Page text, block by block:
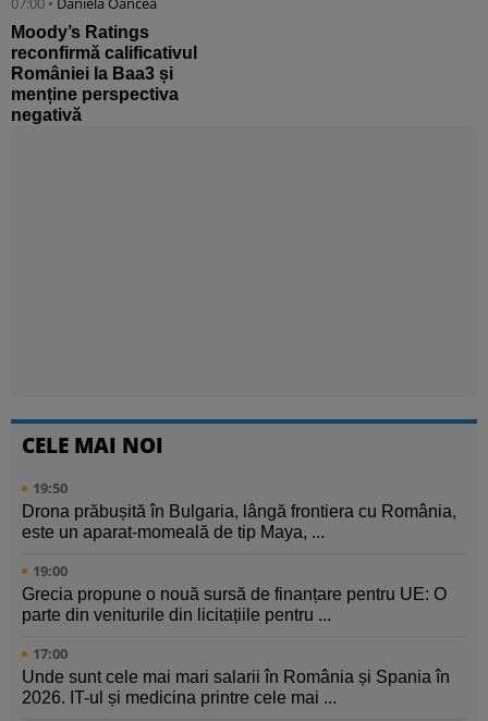
Moody’s Ratings
reconfirmă calificativul
României la Baa3 și
menține perspectiva
negativă
CELE MAI NOI
19:50
Drona prăbușită în Bulgaria, lângă frontiera cu România,
este un aparat-momeală de tip Maya, ...
19:00
Grecia propune o nouă sursă de finanțare pentru UE: O
parte din veniturile din licitațiile pentru ...
17:00
Unde sunt cele mai mari salarii în România și Spania în
2026. IT-ul și medicina printre cele mai ...